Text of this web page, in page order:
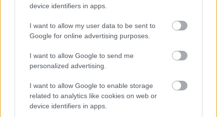
device identifiers in apps.
I want to allow my user data to be sent to
Google for online advertising purposes.
I want to allow Google to send me
personalized advertising.
I want to allow Google to enable storage
related to analytics like cookies on web or
device identifiers in apps.
FORMA-1 / 2024. DEC. 31.
A Red Bull beismerte: milliókba